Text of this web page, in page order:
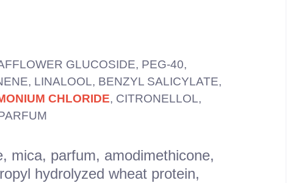
GLUCOSIDE, PEG-40,
LINALOOL, BENZYL SALICYLATE,
CHLORIDE, CITRONELLOL,
mica, parfum, amodimethicone,
hydrolyzed wheat protein,